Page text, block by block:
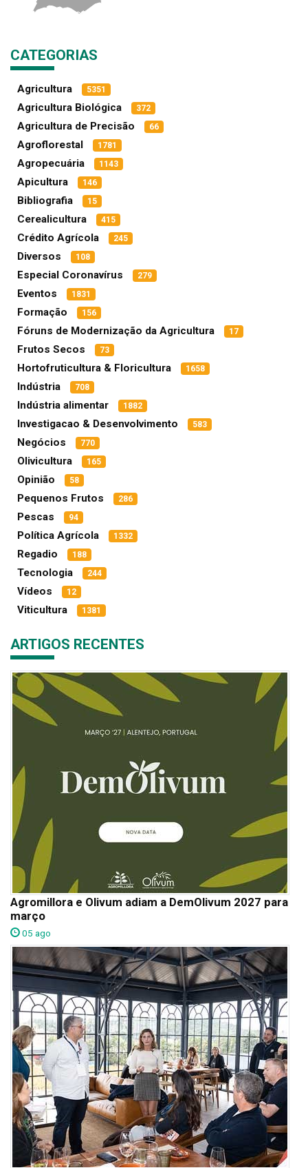
CATEGORIAS
Agricultura 5351
Agricultura Biológica 372
Agricultura de Precisão 66
Agroflorestal 1781
Agropecuária 1143
Apicultura 146
Bibliografia 15
Cerealicultura 415
Crédito Agrícola 245
Diversos 108
Especial Coronavírus 279
Eventos 1831
Formação 156
Fóruns de Modernização da Agricultura 17
Frutos Secos 73
Hortofruticultura & Floricultura 1658
Indústria 708
Indústria alimentar 1882
Investigacao & Desenvolvimento 583
Negócios 770
Olivicultura 165
Opinião 58
Pequenos Frutos 286
Pescas 94
Política Agrícola 1332
Regadio 188
Tecnologia 244
Vídeos 12
Viticultura 1381
ARTIGOS RECENTES
Agromillora e Olivum adiam a DemOlivum 2027 para
março
05 ago